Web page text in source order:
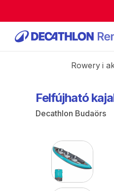
Rowery i
Felfújható
Decathlon Budaörs